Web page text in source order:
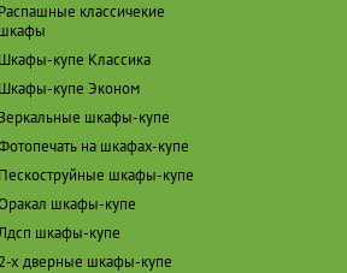
Распашные классичекие
шкафы
Шкафы-купе Классика
Шкафы-купе Эконом
шкафы-купе
на шкафах-купе
Пескоструйные шкафы-купе
шкафы-купе
шкафы-купе
2-х дверные шкафы-купе